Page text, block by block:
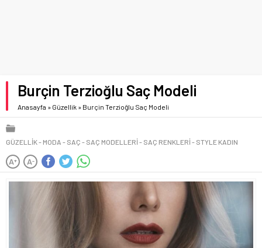
Burçin Terzioğlu Saç Modeli
Anasayfa » Güzellik » Burçin Terzioğlu Saç Modeli
GÜZELLIK MODA SAÇ SAÇ MODELLERI SAÇ RENKLERI STYLE KADIN
A+ A-